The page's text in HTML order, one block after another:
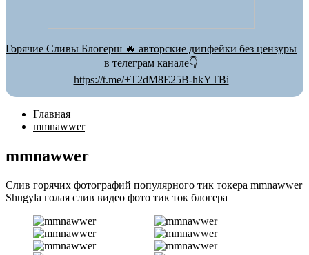
Горячие Сливы Блогерш 🔥 авторские дипфейки без цензуры
в телеграм канале👇
https://t.me/+T2dM8E25B-hkYTBi
Главная
mmnawwer
mmnawwer
Слив горячих фотографий популярного тик токера mmnawwer
Shugyla голая слив видео фото тик ток блогера